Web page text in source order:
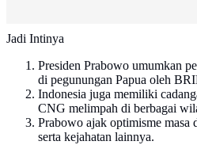
Jadi Intinya
Presiden Prabowo umumkan
di pegunungan Papua oleh
Indonesia juga memiliki
CNG melimpah di berbagai
Prabowo ajak optimisme masa
serta kejahatan lainnya.